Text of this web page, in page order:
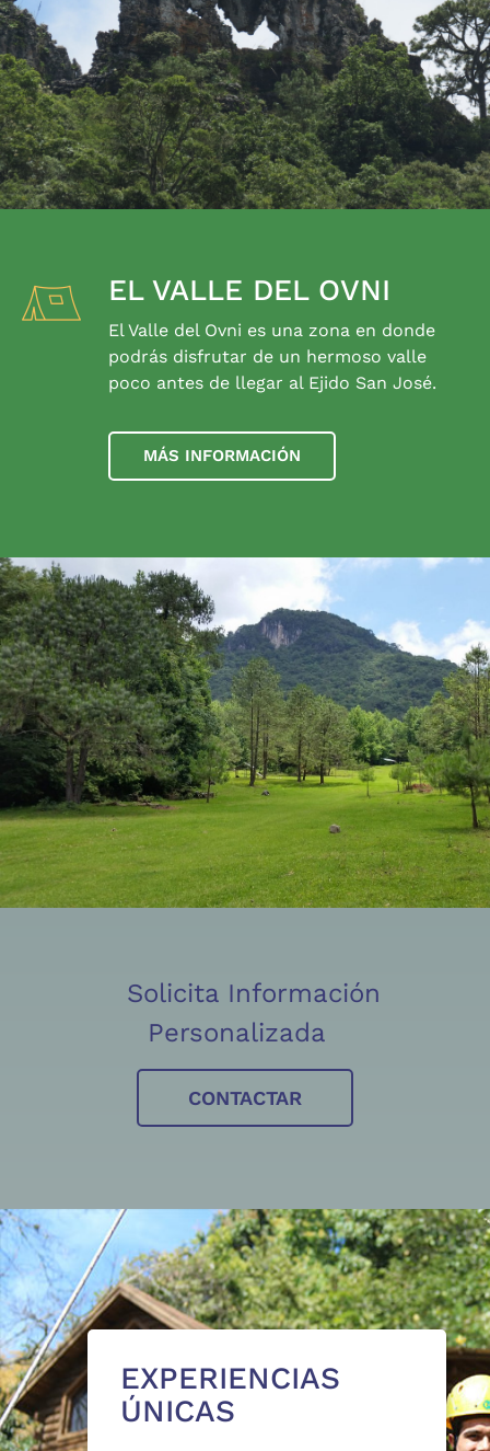
EL VALLE DEL OVNI
El Valle del Ovni es una zona en donde
podrás disfrutar de un hermoso valle
poco antes de llegar al Ejido San José.
MÁS INFORMACIÓN
Solicita Información
Personalizada
CONTACTAR
EXPERIENCIAS
ÚNICAS